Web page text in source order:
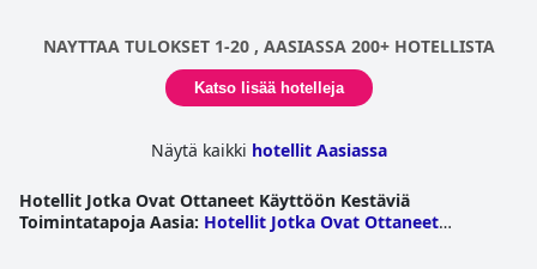
valaistuksen ja lämmityksen tarvetta.
Lämpöä/kylmää eristävät ikkunat (esim. kolminkertaiset ikkunat).
Ympäristöystävällisiin aloitteisiin osallistuminen (esim.
metsänistutus, villieläinten suojelu).
Ravintolassa tarjoillaan luomuruokaa
Ympäristöpäällikkö nimitetty
Työntekijät koulutetaan noudattamaan ympäristöystävällisiä
käytäntöjä
NAYTTAA TULOKSET 1-20 , AASIASSA 200+ HOTELLISTA
Katso lisää hotelleja
Näytä kaikki hotellit Aasiassa
Hotellit Jotka Ovat Ottaneet Käyttöön Kestäviä
Toimintatapoja Aasia: Hotellit Jotka Ovat Ottaneet